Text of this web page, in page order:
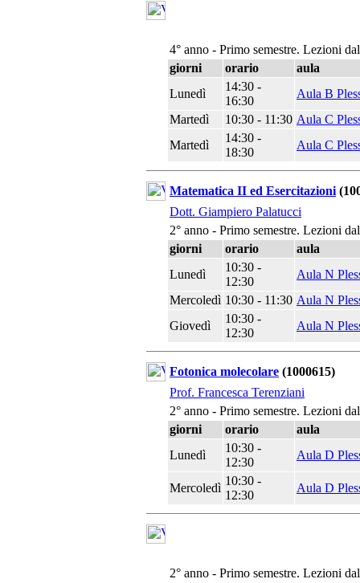
4° anno - Primo semestre. Lezioni
giorni
orario
aula
Lunedì
14:30 -
16:30
Aula B
Martedì
10:30 - 11:30 Aula C
Martedì
14:30 -
18:30
Aula C
Matematica II ed Esercitazioni
Dott. Giampiero Palatucci
2° anno - Primo semestre. Lezioni
giorni
orario
aula
Lunedì
10:30 -
12:30
Aula N
Mercoledì 10:30 - 11:30 Aula N
Giovedì
10:30 -
12:30
Aula N
Fotonica molecolare (1000615)
Prof. Francesca Terenziani
2° anno - Primo semestre. Lezioni
giorni
orario
aula
Lunedì
10:30 -
12:30
Aula D
Mercoledì
10:30 -
12:30
Aula D
2° anno - Primo semestre. Lezioni